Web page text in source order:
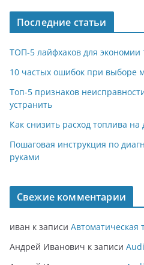
Последние статьи
ТОП-5 лайфхаков для экономии
10 частых ошибок при выборе
Топ-5 признаков
устранить
Как снизить расход топлива
Пошаговая инструкция по
руками
Свежие комментарии
иван к записи Автоматическая
Андрей Иванович к записи Audi